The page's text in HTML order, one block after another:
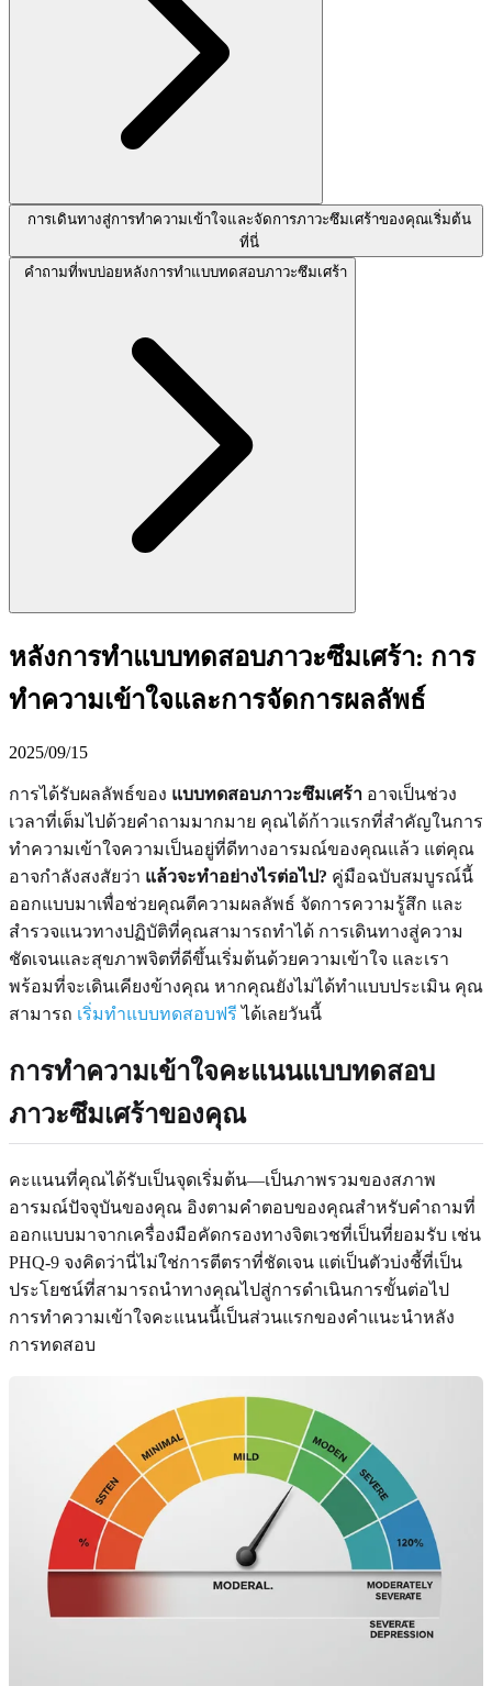
การเดินทางสู่การทำความเข้าใจและจัดการภาวะซึมเศร้าของคุณเริ่มต้น
ที่นี่
คำถามที่พบบ่อยหลังการทำแบบทดสอบภาวะซึมเศร้า
หลังการทำแบบทดสอบภาวะซึมเศร้า: การ
ทำความเข้าใจและการจัดการผลลัพธ์
2025/09/15
การได้รับผลลัพธ์ของ แบบทดสอบภาวะซึมเศร้า อาจเป็นช่วง
เวลาที่เต็มไปด้วยคำถามมากมาย คุณได้ก้าวแรกที่สำคัญในการ
ทำความเข้าใจความเป็นอยู่ที่ดีทางอารมณ์ของคุณแล้ว แต่คุณ
อาจกำลังสงสัยว่า แล้วจะทำอย่างไรต่อไป? คู่มือฉบับสมบูรณ์นี้
ออกแบบมาเพื่อช่วยคุณตีความผลลัพธ์ จัดการความรู้สึก และ
สำรวจแนวทางปฏิบัติที่คุณสามารถทำได้ การเดินทางสู่ความ
ชัดเจนและสุขภาพจิตที่ดีขึ้นเริ่มต้นด้วยความเข้าใจ และเรา
พร้อมที่จะเดินเคียงข้างคุณ หากคุณยังไม่ได้ทำแบบประเมิน คุณ
สามารถ เริ่มทำแบบทดสอบฟรี ได้เลยวันนี้
การทำความเข้าใจคะแนนแบบทดสอบ
ภาวะซึมเศร้าของคุณ
คะแนนที่คุณได้รับเป็นจุดเริ่มต้น—เป็นภาพรวมของสภาพ
อารมณ์ปัจจุบันของคุณ อิงตามคำตอบของคุณสำหรับคำถามที่
ออกแบบมาจากเครื่องมือคัดกรองทางจิตเวชที่เป็นที่ยอมรับ เช่น
PHQ-9 จงคิดว่านี่ไม่ใช่การตีตราที่ชัดเจน แต่เป็นตัวบ่งชี้ที่เป็น
ประโยชน์ที่สามารถนำทางคุณไปสู่การดำเนินการขั้นต่อไป
การทำความเข้าใจคะแนนนี้เป็นส่วนแรกของคำแนะนำหลัง
การทดสอบ